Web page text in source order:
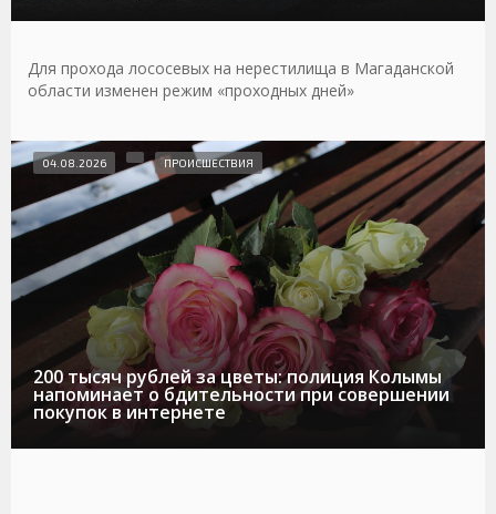
Для прохода лососевых на нерестилища в Магаданской
области изменен режим «проходных дней»
200 тысяч рублей за цветы: полиция Колымы
напоминает о бдительности при совершении
покупок в интернете
04.08.2026 ПРОИСШЕСТВИЯ